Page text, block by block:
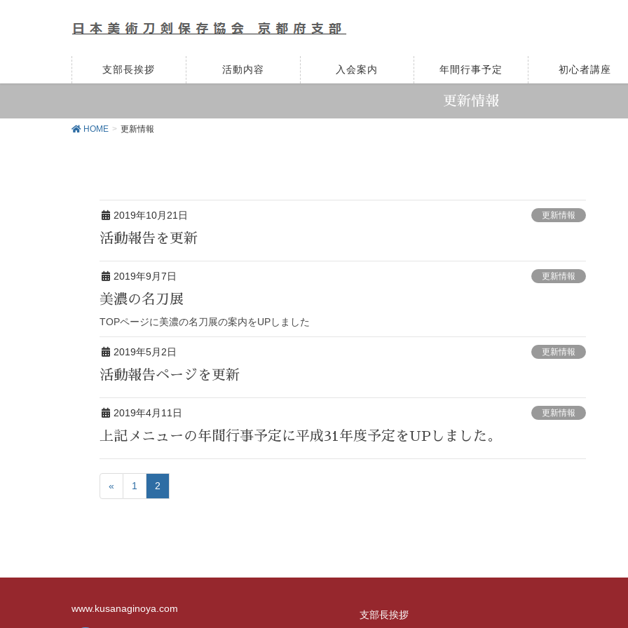
支部長挨拶 活動内容 入会案内 年間行事予定 初心者講座
更新情報
HOME 更新情報
2019年10月21日 更新情報
活動報告を更新
2019年9月7日 更新情報
美濃の名刀展
TOPページに美濃の名刀展の案内をUPしました
2019年5月2日 更新情報
活動報告ページを更新
2019年4月11日 更新情報
上記メニューの年間行事予定に平成31年度予定をUPしました。
« 1 2
www.kusanaginoya.com
支部長挨拶